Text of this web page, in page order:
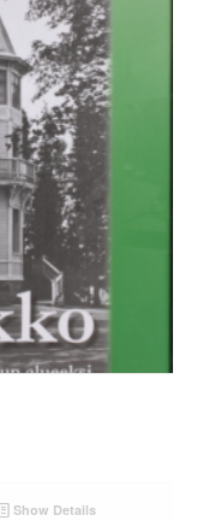
Show Details